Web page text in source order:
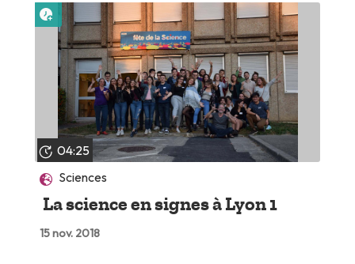
04:25
Sciences
La science en signes à Lyon 1
15 nov. 2018
Lire plus tard